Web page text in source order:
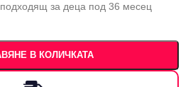
за деца под 36 месец
В КОЛИЧКАТА